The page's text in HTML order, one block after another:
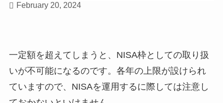
February 20, 2024
一定額を超えてしまうと、NISA枠としての取り扱
いが不可能になるのです。各年の上限が設けられ
ていますので、NISAを運用するに際しては注意し